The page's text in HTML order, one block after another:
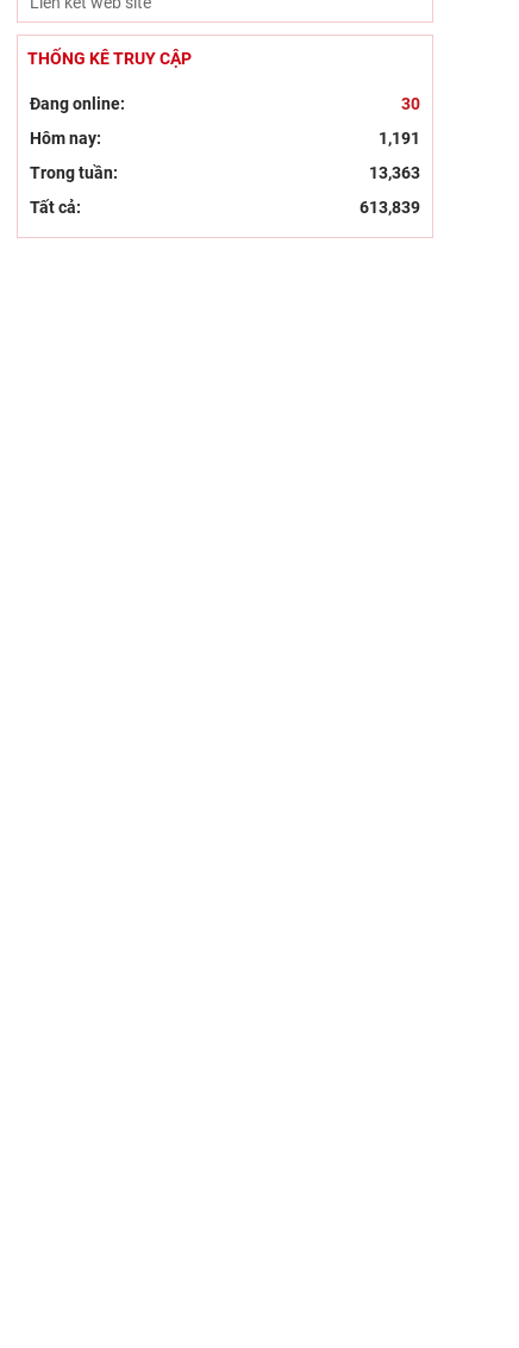
Dân chủ theo tư tưởng Hồ Chí Minh
và sự vận dụng tư tưởng Hồ Chí Minh
Khai mạc trưng bày “Kết nối truyền
thống, vững bước tương lai”
Kỷ niệm 96 năm Ngày truyền thống
ngành Tuyên giáo của Đảng (1/8/1930
THỐNG KÊ TRUY CẬP
Đang online:
30
Hôm nay:
1,191
Trong tuần:
13,363
Tất cả:
613,839